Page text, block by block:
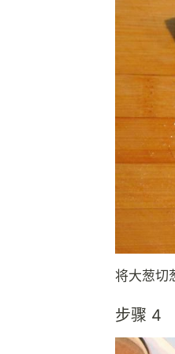
将大葱切
步骤 4